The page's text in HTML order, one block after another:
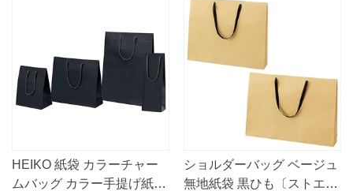
HEIKO 紙袋 カラーチャー
ムバッグ カラー手提げ紙袋
ショルダーバッグ ベージュ
無地紙袋 黒ひも〔ストエキ